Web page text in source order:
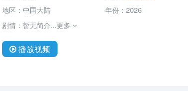
地区： 中国大陆 年份：2026
剧情： 暂无简介...更多
播放视频